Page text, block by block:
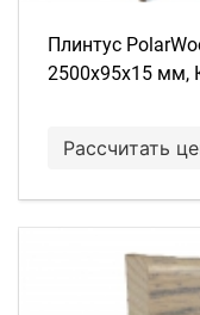
Плинтус
2500х95х15 мм,
Рассчитать